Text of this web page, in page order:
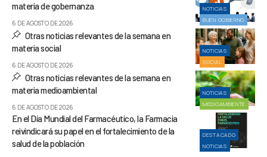
NOTICIAS
BUEN GOBIERNO
materia de gobernanza
6 DE AGOSTO DE 2026
NOTICIAS
SOCIAL
Otras noticias relevantes de la semana en
materia social
6 DE AGOSTO DE 2026
NOTICIAS
MEDIOAMBIENTE
Otras noticias relevantes de la semana en
materia medioambiental
6 DE AGOSTO DE 2026
DESTACADO
NOTICIAS
En el Día Mundial del Farmacéutico, la Farmacia
reivindicará su papel en el fortalecimiento de la
salud de la población